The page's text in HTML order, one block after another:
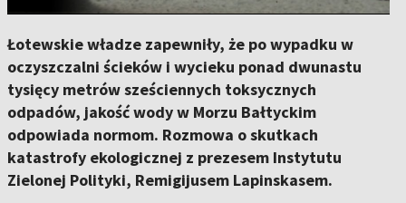
Łotewskie władze zapewniły, że po wypadku w
oczyszczalni ścieków i wycieku ponad dwunastu
tysięcy metrów sześciennych toksycznych
odpadów, jakość wody w Morzu Bałtyckim
odpowiada normom. Rozmowa o skutkach
katastrofy ekologicznej z prezesem Instytutu
Zielonej Polityki, Remigijusem Lapinskasem.